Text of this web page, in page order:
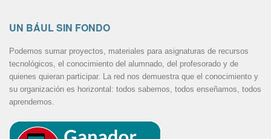
UN BÁUL SIN FONDO
Podemos sumar proyectos, materiales para asignaturas de recursos
tecnológicos, el conocimiento del alumnado, del profesorado y de
quienes quieran participar. La red nos demuestra que el conocimiento y
su organización es horizontal: todos sabemos, todos enseñamos, todos
aprendemos.